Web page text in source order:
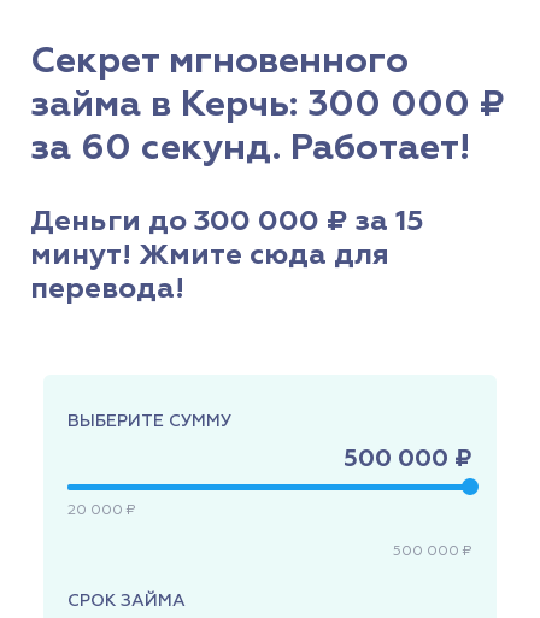
Секрет мгновенного
займа в Керчь: 300 000 ₽
за 60 секунд. Работает!
Деньги до 300 000 ₽ за 15
минут! Жмите сюда для
перевода!
ВЫБЕРИТЕ СУММУ
500 000 ₽
20 000 ₽
500 000 ₽
СРОК ЗАЙМА